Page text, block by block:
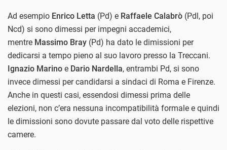
Ad esempio Enrico Letta (Pd) e Raffaele Calabrò (Pdl, poi
Ncd) si sono dimessi per impegni accademici,
mentre Massimo Bray (Pd) ha dato le dimissioni per
dedicarsi a tempo pieno al suo lavoro presso la Treccani.
Ignazio Marino e Dario Nardella, entrambi Pd, si sono
invece dimessi per candidarsi a sindaci di Roma e Firenze.
Anche in questi casi, essendosi dimessi prima delle
elezioni, non c’era nessuna incompatibilità formale e quindi
le dimissioni sono dovute passare dal voto delle rispettive
camere.